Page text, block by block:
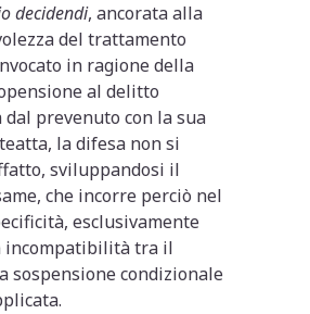
decidendi, ancorata alla
del trattamento
in ragione della
al delitto
prevenuto con la sua
la difesa non si
sviluppandosi il
che incorre perciò nel
esclusivamente
incompatibilità tra il
sospensione condizionale